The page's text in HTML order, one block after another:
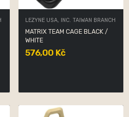
LEZYNE USA, INC. TAIWAN BRANCH
MATRIX TEAM CAGE BLACK /
WHITE
576,00 Kč